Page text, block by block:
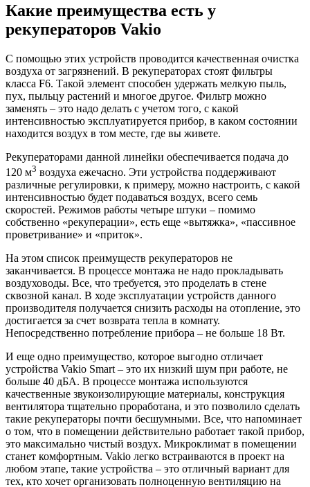
Какие преимущества есть у
рекуператоров Vakio
С помощью этих устройств проводится качественная очистка
воздуха от загрязнений. В рекуператорах стоят фильтры
класса F6. Такой элемент способен удержать мелкую пыль,
пух, пыльцу растений и многое другое. Фильтр можно
заменять – это надо делать с учетом того, с какой
интенсивностью эксплуатируется прибор, в каком состоянии
находится воздух в том месте, где вы живете.
Рекуператорами данной линейки обеспечивается подача до
120 м3 воздуха ежечасно. Эти устройства поддерживают
различные регулировки, к примеру, можно настроить, с какой
интенсивностью будет подаваться воздух, всего семь
скоростей. Режимов работы четыре штуки – помимо
собственно «рекуперации», есть еще «вытяжка», «пассивное
проветривание» и «приток».
На этом список преимуществ рекуператоров не
заканчивается. В процессе монтажа не надо прокладывать
воздуховоды. Все, что требуется, это проделать в стене
сквозной канал. В ходе эксплуатации устройств данного
производителя получается снизить расходы на отопление, это
достигается за счет возврата тепла в комнату.
Непосредственно потребление прибора – не больше 18 Вт.
И еще одно преимущество, которое выгодно отличает
устройства Vakio Smart – это их низкий шум при работе, не
больше 40 дБА. В процессе монтажа используются
качественные звукоизолирующие материалы, конструкция
вентилятора тщательно проработана, и это позволило сделать
такие рекуператоры почти бесшумными. Все, что напоминает
о том, что в помещении действительно работает такой прибор,
это максимально чистый воздух. Микроклимат в помещении
станет комфортным. Vakio легко встраиваются в проект на
любом этапе, такие устройства – это отличный вариант для
тех, кто хочет организовать полноценную вентиляцию на